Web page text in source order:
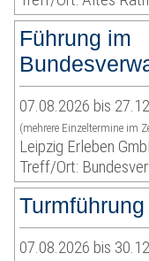
Führung im
07.08.2026 bis
(mehrere Einzeltermine im
Leipzig Erleben
Treff/Ort:
07.08.2026 bis